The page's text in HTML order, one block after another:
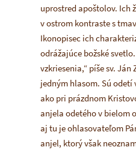
uprostred apoštolov. Ich
v ostrom kontraste s
Ikonopisec ich
odrážajúce božské
vzkriesenia,“ píše sv.
jedným hlasom. Sú odetí
ako pri prázdnom
anjela odetého v bielom
aj tu je ohlasovateľom
anjel, ktorý však